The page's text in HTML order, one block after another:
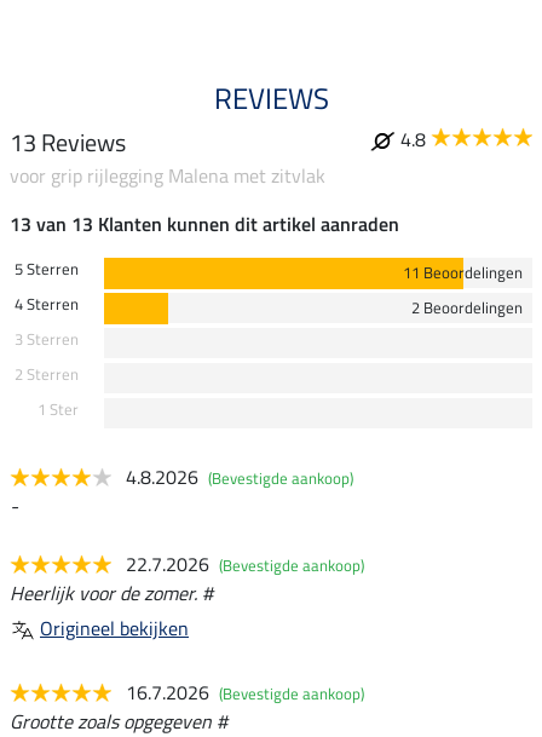
REVIEWS
13 Reviews
4.8
voor grip rijlegging Malena met zitvlak
13 van 13 Klanten kunnen dit artikel aanraden
5 Sterren
11 Beoordelingen
4 Sterren
2 Beoordelingen
3 Sterren
2 Sterren
1 Ster
4.8.2026 (Bevestigde aankoop)
-
22.7.2026 (Bevestigde aankoop)
Heerlijk voor de zomer. #
Origineel bekijken
16.7.2026 (Bevestigde aankoop)
Grootte zoals opgegeven #